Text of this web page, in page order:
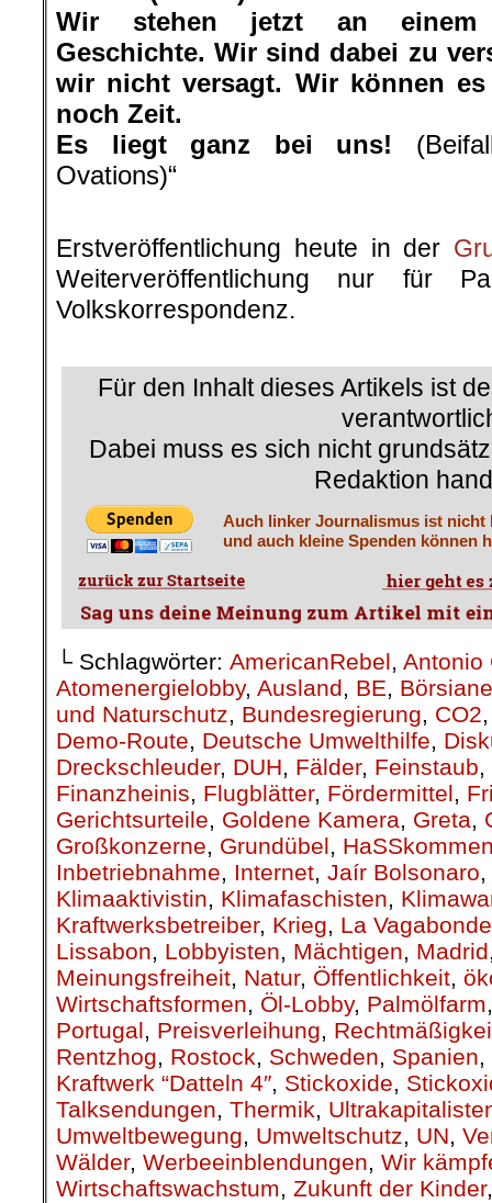
Wir stehen jetzt an einem
Geschichte. Wir sind dabei zu
wir nicht versagt. Wir können
noch Zeit.
Es liegt ganz bei uns!
Ovations)“
Erstveröffentlichung heute in der
Weiterveröffentlichung nur für
Volkskorrespondenz.
Für den Inhalt dieses Artikels ist
Dabei muss es sich nicht
Redaktion
Auch linker Journalismus ist nicht
und auch kleine Spenden können
└ Schlagwörter: AmericanRebel, Antonio
Atomenergielobby, Ausland, BE,
und Naturschutz, Bundesregierung, CO2
Demo-Route, Deutsche Umwelthilfe,
Dreckschleuder, DUH, Fälder, Feinstaub,
Finanzheinis, Flugblätter, Fördermittel,
Gerichtsurteile, Goldene Kamera, Greta,
Großkonzerne, Grundübel,
Inbetriebnahme, Internet, Jaír Bolsonaro,
Klimaaktivistin, Klimafaschisten,
Kraftwerksbetreiber, Krieg, La Vagabonde
Lissabon, Lobbyisten, Mächtigen, Madrid
Meinungsfreiheit, Natur, Öffentlichkeit,
Wirtschaftsformen, Öl-Lobby, Palmölfarm
Portugal, Preisverleihung,
Rentzhog, Rostock, Schweden, Spanien,
Kraftwerk “Datteln 4″, Stickoxide,
Talksendungen, Thermik,
Umweltbewegung, Umweltschutz, UN,
Wälder, Werbeeinblendungen, Wir
Wirtschaftswachstum, Zukunft der Kinder